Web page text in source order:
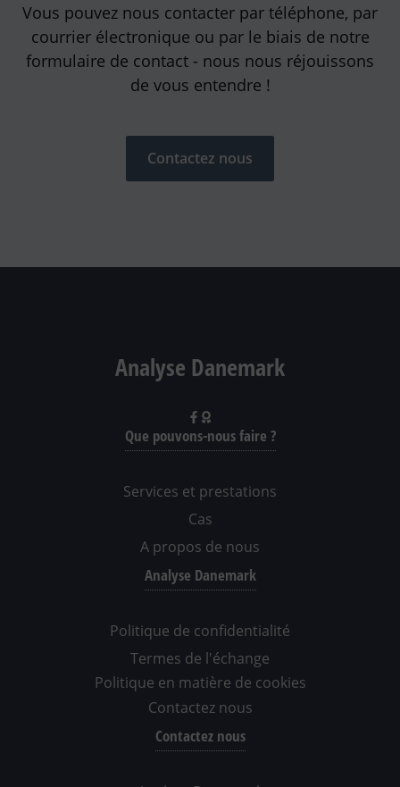
Vous pouvez nous contacter par téléphone, par
courrier électronique ou par le biais de notre
formulaire de contact - nous nous réjouissons
de vous entendre !
Contactez nous
Analyse Danemark
Que pouvons-nous faire ?
Services et prestations
Cas
A propos de nous
Analyse Danemark
Politique de confidentialité
Termes de l'échange
Politique en matière de cookies
Contactez nous
Contactez nous